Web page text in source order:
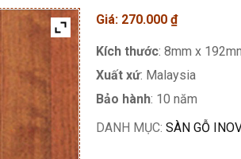
Giá: 270.000 ₫
Kích thước: 8mm x
Xuất xứ: Malaysia
Bảo hành: 10 năm
DANH MỤC: SÀN GỖ